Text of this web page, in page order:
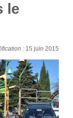
le
: 15 juin 2015